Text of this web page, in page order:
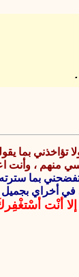
تؤاخذني بما
منهم ،
تفضحني بما
في أخراي
إلا أنْت